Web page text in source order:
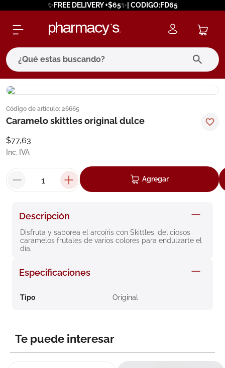
✨FREE DELIVERY +$65✨| CODIGO:FD65
¿Qué estas buscando?
Código de artículo: 26665
Caramelo skittles original dulce
$77,63
Inc. IVA
Agregar
Descripción
Disfruta y saborea el arcoíris con Skittles, deliciosos
caramelos frutales de varios colores para endulzarte el
día.
Especificaciones
Tipo Original
Te puede interesar
términos más buscados
1. eucerin
.
cerave
7. isdin
8. roche posay
9.
10.pañales